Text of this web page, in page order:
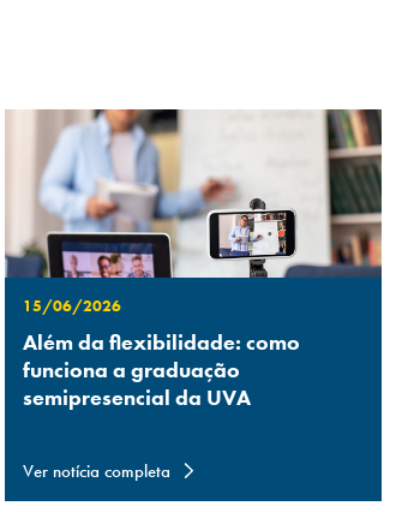
15/06/2026
Além da flexibilidade: como
funciona a graduação
semipresencial da UVA
Ver notícia completa